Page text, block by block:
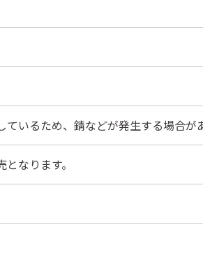
いるため、錆などが発生する場合が
なります。